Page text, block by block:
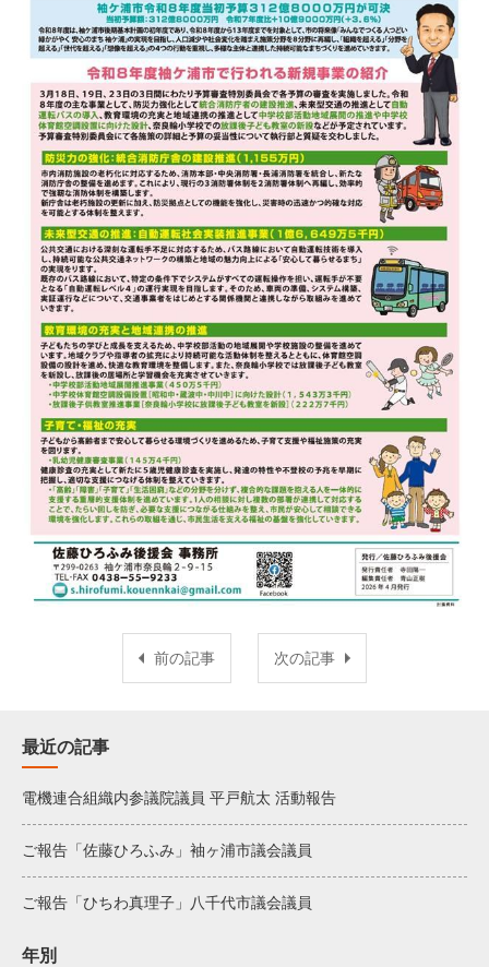
前の記事 次の記事
最近の記事
電機連合組織内参議院議員 平戸航太 活動報告
ご報告「佐藤ひろふみ」袖ヶ浦市議会議員
ご報告「ひちわ真理子」八千代市議会議員
年別